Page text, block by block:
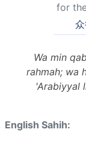
for
Wa min
rahmah; wa
'Arabiyyal
English Sahih: